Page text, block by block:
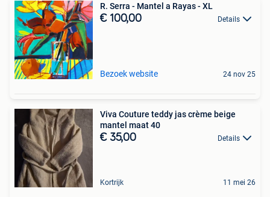
R. Serra - Mantel a Rayas - XL
€ 100,00 Details
Bezoek website 24 nov 25
Viva Couture teddy jas crème beige
mantel maat 40
€ 35,00 Details
Kortrijk 11 mei 26